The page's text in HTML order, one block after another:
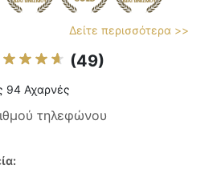
Δείτε περισσότερα >>
(49)
94 Αχαρνές
τηλεφώνου